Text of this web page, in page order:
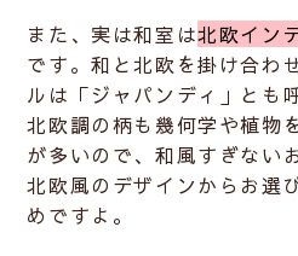
また、実は和室は北欧イン
です。和と北欧を掛け合わ
ルは「ジャパンディ」とも
北欧調の柄も幾何学や植物
が多いので、和風すぎない
北欧風のデザインからお選
めですよ。